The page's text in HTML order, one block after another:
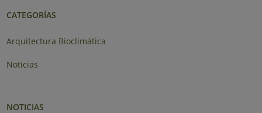
CATEGORÍAS
Arquitectura Bioclimática
Noticias
NOTICIAS